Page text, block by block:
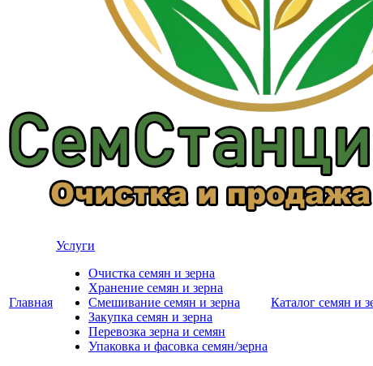
Главная
Услуги
Очистка семян и зерна
Хранение семян и зерна
Смешивание семян и зерна
Закупка семян и зерна
Перевозка зерна и семян
Упаковка и фасовка семян/зерна
Каталог семян и